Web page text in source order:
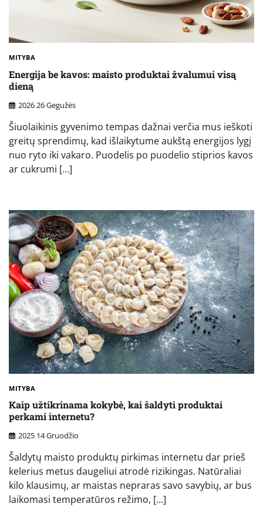
MITYBA
Energija be kavos: maisto produktai žvalumui visą
dieną
2026 26 Gegužės
Šiuolaikinis gyvenimo tempas dažnai verčia mus ieškoti
greitų sprendimų, kad išlaikytume aukštą energijos lygį
nuo ryto iki vakaro. Puodelis po puodelio stiprios kavos
ar cukrumi […]
MITYBA
Kaip užtikrinama kokybė, kai šaldyti produktai
perkami internetu?
2025 14 Gruodžio
Šaldytų maisto produktų pirkimas internetu dar prieš
kelerius metus daugeliui atrodė rizikingas. Natūraliai
kilo klausimų, ar maistas nepraras savo savybių, ar bus
laikomasi temperatūros režimo, […]